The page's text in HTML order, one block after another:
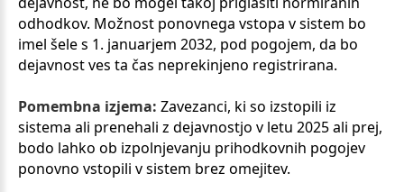
odhodkov. Možnost ponovnega vstopa v sistem bo
imel šele s 1. januarjem 2032, pod pogojem, da bo
dejavnost ves ta čas neprekinjeno registrirana.
Pomembna izjema: Zavezanci, ki so izstopili iz
sistema ali prenehali z dejavnostjo v letu 2025 ali prej,
bodo lahko ob izpolnjevanju prihodkovnih pogojev
ponovno vstopili v sistem brez omejitev.